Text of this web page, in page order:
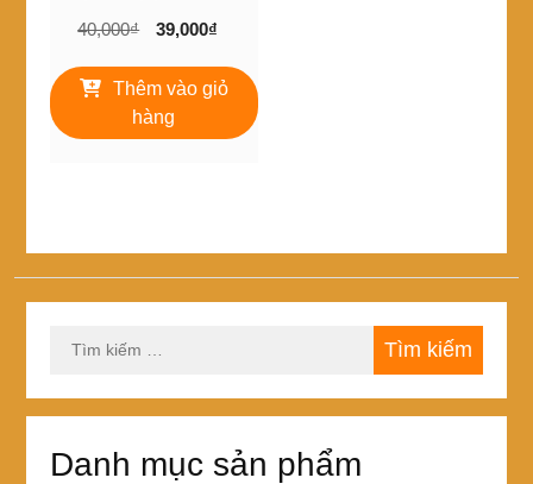
40,000₫
Giá
là:
40,000₫.
39,000₫
tại
39,000₫.
Thêm vào giỏ
hàng
kiếm
Danh mục sản phẩm